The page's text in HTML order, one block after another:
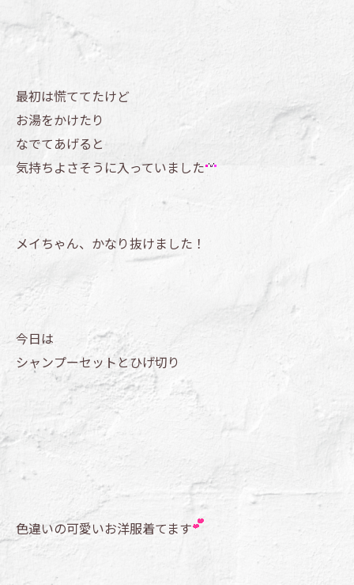
最初は慌ててたけど
お湯をかけたり
なでてあげると
気持ちよさそうに入っていました
メイちゃん、かなり抜けました！
今日は
シャンプーセットとひげ切り
色違いの可愛いお洋服着てます